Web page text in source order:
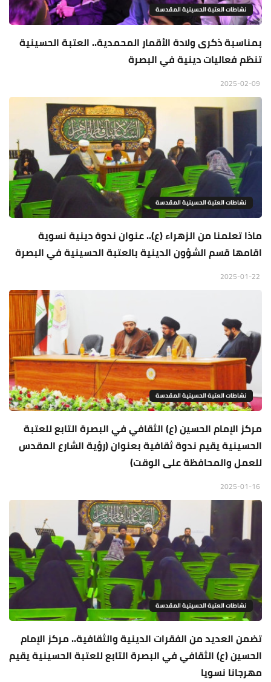
نشاطات العتبة الحسينية المقدسة
بمناسبة ذكرى ولادة الأقمار المحمدية.. العتبة الحسينية
تنظم فعاليات دينية في البصرة
نشاطات العتبة الحسينية المقدسة
ماذا تعلمنا من الزهراء (ع).. عنوان ندوة دينية نسوية
اقامها قسم الشؤون الدينية بالعتبة الحسينية في البصرة
نشاطات العتبة الحسينية المقدسة
مركز الإمام الحسين (ع) الثقافي في البصرة التابع للعتبة
الحسينية يقيم ندوة ثقافية بعنوان (رؤية الشارع المقدس
للعمل والمحافظة على الوقت)
نشاطات العتبة الحسينية المقدسة
تضمن العديد من الفقرات الدينية والثقافية.. مركز الإمام
الحسين (ع) الثقافي في البصرة التابع للعتبة الحسينية يقيم
مهرجانا نسويا